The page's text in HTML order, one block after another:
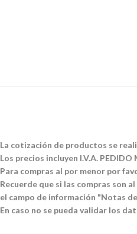
La cotización de productos se
Los precios incluyen I.V.A.
Para compras al por menor por
Recuerde que si las compras son
el campo de información "Notas
En caso no se pueda validar los